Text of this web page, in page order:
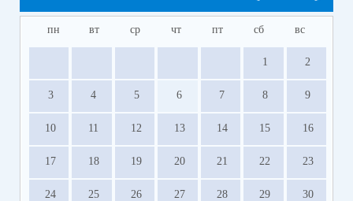
пн вт ср чт пт сб вс
1 2
3 4 5 6 7 8 9
10 11 12 13 14 15 16
17 18 19 20 21 22 23
24 25 26 27 28 29 30